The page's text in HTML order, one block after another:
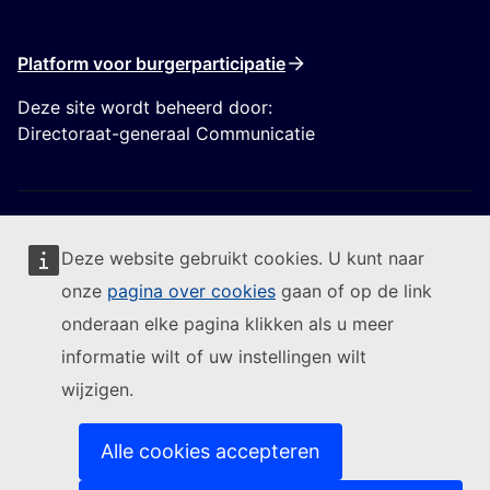
Deze website gebruikt cookies. U kunt naar
onze pagina over cookies gaan of op de link
onderaan elke pagina klikken als u meer
informatie wilt of uw instellingen wilt
wijzigen.
Alle cookies accepteren
Platform voor burgerparticipatie
Deze site wordt beheerd door:
Directoraat-generaal Communicatie
Volg de Europese Commissie
Contact(Externe link)
Een IT-kwetsbaarheid melden
Talen op onze websites(Externe link)
(Externe link)
Privacybeleid